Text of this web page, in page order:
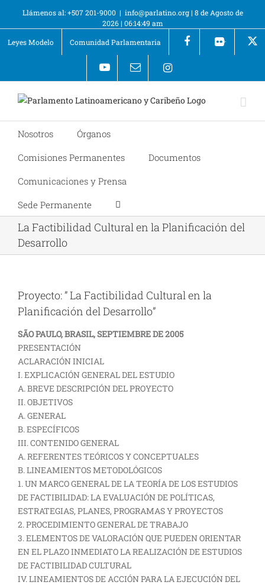
Llámenos al: +507 201-9000 | info@parlatino.org| 8 de Agosto de
2026 | 06:14:49 am
Leyes Modelo
Comunidad Parlamentaria +
Nosotros
Órganos
Comisiones Permanentes
Documentos
Comunicaciones y Prensa
Sede Permanente
La Factibilidad Cultural en la Planificación del
Desarrollo
Proyecto: ” La Factibilidad Cultural en la
Planificación del Desarrollo”
SÃO PAULO, BRASIL, SEPTIEMBRE DE 2005
PRESENTACIÓN
ACLARACIÓN INICIAL
I. EXPLICACIÓN GENERAL DEL ESTUDIO
A. BREVE DESCRIPCIÓN DEL PROYECTO
II. OBJETIVOS
A. GENERAL
B. ESPECÍFICOS
III. CONTENIDO GENERAL
A. REFERENTES TEÓRICOS Y CONCEPTUALES
B. LINEAMIENTOS METODOLÓGICOS
1. UN MARCO GENERAL DE LA TEORÍA DE LOS ESTUDIOS
DE FACTIBILIDAD: LA EVALUACIÓN DE POLÍTICAS,
ESTRATEGIAS, PLANES, PROGRAMAS Y PROYECTOS
2. PROCEDIMIENTO GENERAL DE TRABAJO
3. ELEMENTOS DE VALORACIÓN QUE PUEDEN ORIENTAR
EN EL PLAZO INMEDIATO LA REALIZACIÓN DE ESTUDIOS
DE FACTIBILIDAD CULTURAL
IV. LINEAMIENTOS DE ACCIÓN PARA LA EJECUCIÓN DEL